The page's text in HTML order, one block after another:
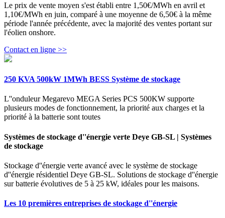
Le prix de vente moyen s'est établi entre 1,50€/MWh en avril et
1,10€/MWh en juin, comparé à une moyenne de 6,50€ à la même
période l'année précédente, avec la majorité des ventes portant sur
l'éolien onshore.
Contact en ligne >>
250 KVA 500kW 1MWh BESS Système de stockage
L''onduleur Megarevo MEGA Series PCS 500KW supporte
plusieurs modes de fonctionnement, la priorité aux charges et la
priorité à la batterie sont toutes
Systèmes de stockage d''énergie verte Deye GB-SL | Systèmes
de stockage
Stockage d''énergie verte avancé avec le système de stockage
d''énergie résidentiel Deye GB-SL. Solutions de stockage d''énergie
sur batterie évolutives de 5 à 25 kW, idéales pour les maisons.
Les 10 premières entreprises de stockage d''énergie